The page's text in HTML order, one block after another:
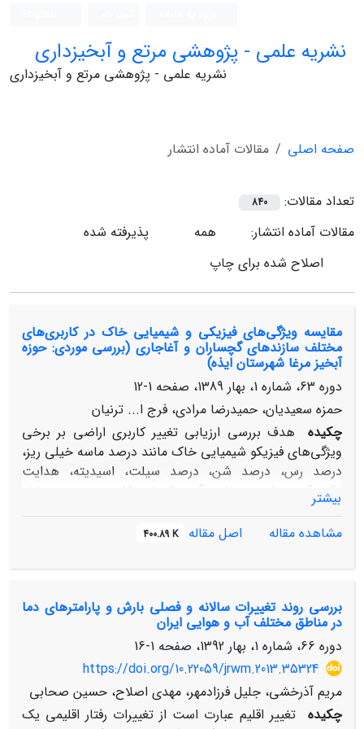
نشریه علمی - پژوهشی مرتع و آبخیزداری
نشریه علمی - پژوهشی مرتع و آبخیزداری
صفحه اصلی مقالات آماده انتشار
تعداد مقالات: 840
مقالات آماده انتشار: همه
پذیرفته شده
اصلاح شده برای چاپ
مقایسه ویژگی‌های فیزیکی و شیمیایی خاک در کاربری‌های
مختلف سازندهای گچساران و آغاجاری (بررسی موردی: حوزه
آبخیز مرغا شهرستان ایذه)
دوره 63، شماره 1، بهار 1389، صفحه
1-12
حمزه سعیدیان، حمیدرضا مرادی، فرج ا... ترنیان
چکیده
هدف بررسی ارزیابی تغییر کاربری اراضی بر برخی
ویژگی‌های فیزیکو شیمیایی خاک مانند درصد ماسه خیلی ریز،
درصد رس، درصد شن، درصد سیلت، اسیدیته، هدایت
الکتریکی، رطوبت، ماده آلی، کربنات کلسیم در دو سازند
گچساران و آغاجاری صورت گرفت. بدین منظور در سازند
اراضی کشاورزی نمونه‌برداری خاک انجام شد. نمونه‌برداری از
آزمایش‌های مربوط، نتایج مورد بررسی قرار گرفت. بر پایه
نتایج بدست آمده، کاربری مرتع در دو سازند گچساران و
کلسیم دارای اختلاف معنی‌داری می‌باشند و در دیگر موارد
اختلافی دیده نشد. بین کاربری زراعی در دو سازند گچساران و
آغاجاری از لحاظ درصد ماسه خیلی ریز، شن، درصد رس،
بیشتر
مشاهده مقاله
اصل مقاله 400.89 K
بررسی روند تغییرات سالانه و فصلی بارش و پارامترهای دما
در مناطق مختلف آب و هوایی ایران
دوره 66، شماره 1، بهار 1392، صفحه
1-16
https://doi.org/10.22059/jrwm.2013.35324
مریم آذرخشی، جلیل فرزادمهر، مهدی اصلاح، حسین صحابی
چکیده تغییر اقلیم عبارت است از تغییرات رفتار اقلیمی یک